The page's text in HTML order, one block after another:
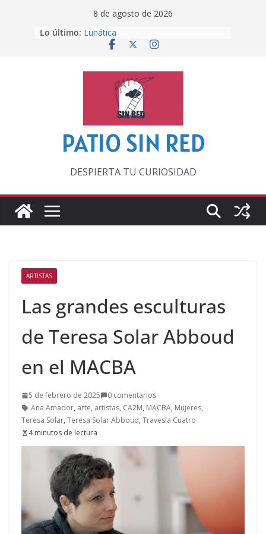
8 de agosto de 2026
Lo último: Lunática
Pero, hasta entonces…
‘La broma infinita’ de recomendar
lecturas veraniegas
Otra del Mundial
PATIO SIN RED
DESPIERTA TU CURIOSIDAD
ARTISTAS
Las grandes esculturas
de Teresa Solar Abboud
en el MACBA
5 de febrero de 2025
0 comentarios
Ana Amador, arte, artistas, CA2M, MACBA, Mujeres,
Teresa Solar, Teresa Solar Abboud, Travesía Cuatro
4 minutos de lectura